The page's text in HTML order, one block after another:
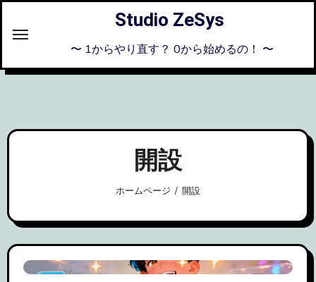
ス
Studio ZeSys
〜 1からやり直す？ 0から始めるの！ 〜
開設
ホームページ 開設